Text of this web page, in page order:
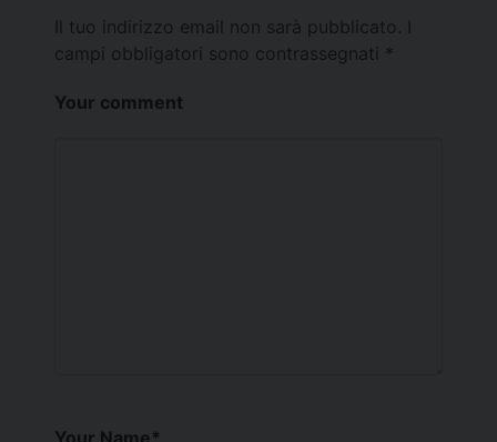
Il tuo indirizzo email non sarà pubblicato.
campi obbligatori sono contrassegnati *
Your comment
Your Name*